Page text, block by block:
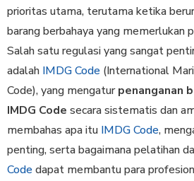
prioritas utama, terutama ketika
barang berbahaya yang memerlukan
Salah satu regulasi yang sangat
adalah IMDG Code (International
Code), yang mengaturpenanganan
IMDG Code secara sistematis dan
membahas apa itu IMDG Code,
penting, serta bagaimana pelatihan
Codedapat membantu para